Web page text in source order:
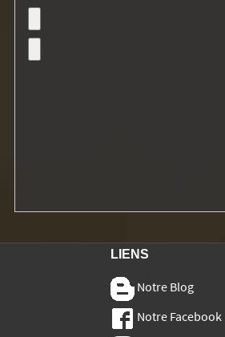
LIENS
Notre Blog
Notre Facebook